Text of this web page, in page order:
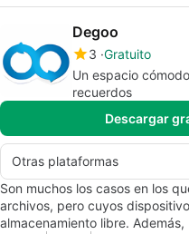
Degoo
3 Gratuito
Un espacio
recuerdos
Descargar
Otras plataformas
Son muchos los casos en los
archivos, pero cuyos
almacenamiento libre.